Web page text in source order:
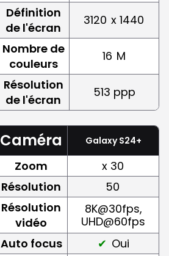
Définition
de l'écran
3120 x 1440
Nombre de
couleurs
16 M
Résolution
de l'écran
513 ppp
Caméra Galaxy S24+
Zoom
x 30
Résolution
50
Résolution
vidéo
8K@30fps,
UHD@60fps
Auto focus
Oui